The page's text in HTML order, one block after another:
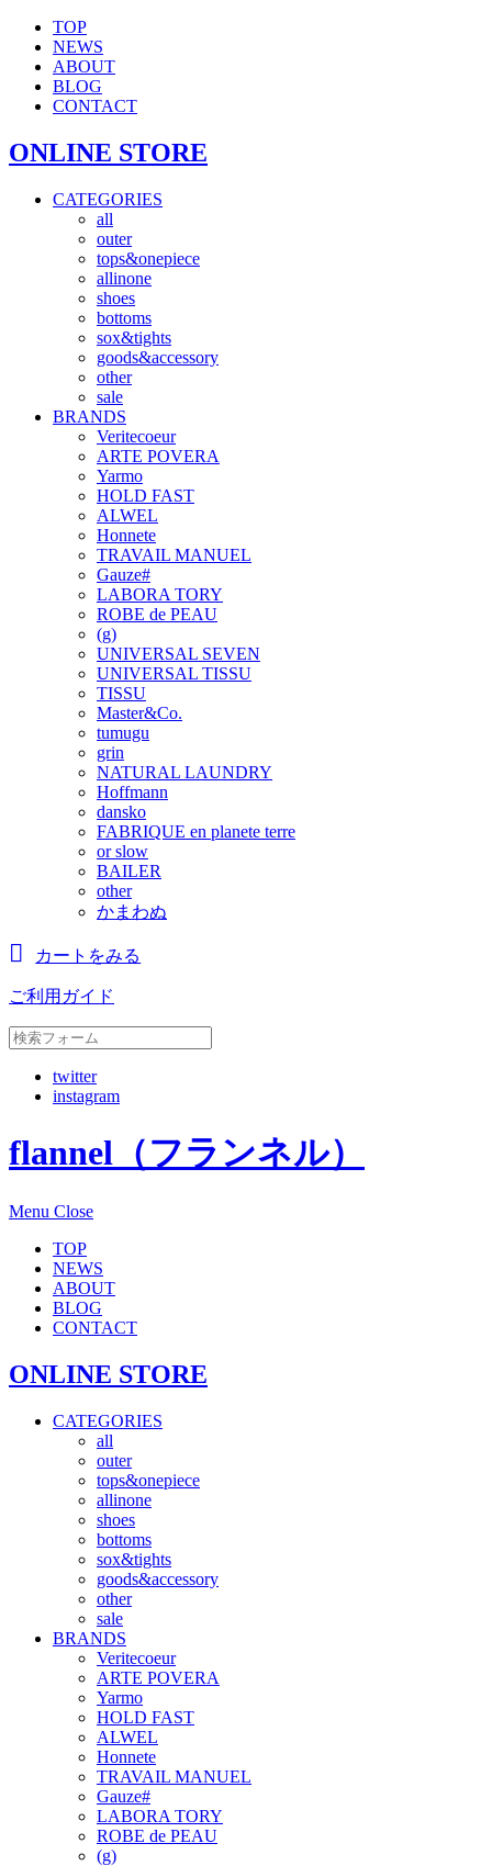
TOP
NEWS
ABOUT
BLOG
CONTACT
ONLINE STORE
CATEGORIES
all
outer
tops&onepiece
allinone
shoes
bottoms
sox&tights
goods&accessory
other
sale
BRANDS
Veritecoeur
ARTE POVERA
Yarmo
HOLD FAST
ALWEL
Honnete
TRAVAIL MANUEL
Gauze#
LABORA TORY
ROBE de PEAU
(g)
UNIVERSAL SEVEN
UNIVERSAL TISSU
TISSU
Master&Co.
tumugu
grin
NATURAL LAUNDRY
Hoffmann
dansko
FABRIQUE en planete terre
or slow
BAILER
other
かまわぬ
カートをみる
ご利用ガイド
twitter
instagram
flannel（フランネル）
Menu Close
TOP
NEWS
ABOUT
BLOG
CONTACT
ONLINE STORE
CATEGORIES
all
outer
tops&onepiece
allinone
shoes
bottoms
sox&tights
goods&accessory
other
sale
BRANDS
Veritecoeur
ARTE POVERA
Yarmo
HOLD FAST
ALWEL
Honnete
TRAVAIL MANUEL
Gauze#
LABORA TORY
ROBE de PEAU
(g)